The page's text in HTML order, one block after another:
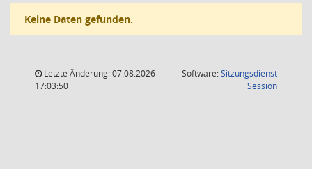
Keine Daten gefunden.
Letzte Änderung: 07.08.2026
17:03:50
Software:Sitzungsdienst
Session(Wird in